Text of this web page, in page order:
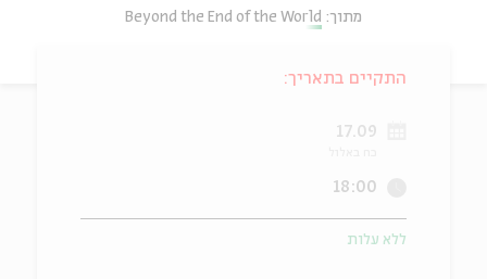
מתוך: Beyond the End of the World
התקיים בתאריך:
17.09
18:00
ללא עלות